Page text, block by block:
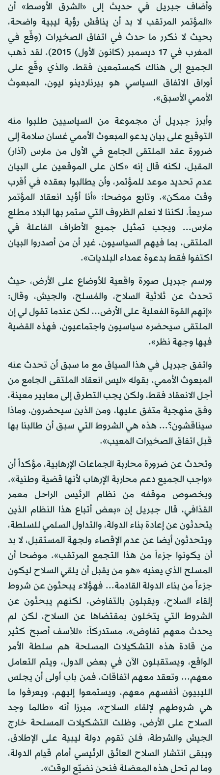
وأضاف جبريل في حديث إلى «الشرق الأوسط» أن
«المؤتمر المرتقب لا بد أن يناقش رؤية ليبية واضحة،
بحيث لا نكرر ما حدث في اتفاق الصخيرات (وقّع في
المغرب في 17 ديسمبر (كانون الأول) 2015). لقد ذهب
الجميع إلى هناك كمستمعين فقط، والذي وقّع على
أوراق الاتفاق السياسي هو بيرناردينو ليون، المبعوث
الأممي الأسبق».
وأبرز جبريل أن مجموعة من السياسيين طلبوا منه
التوقيع على بيان يدعو المبعوث الأممي غسان سلامة إلى
ضرورة عقد الملتقى الجامع في الأول من مارس (آذار)
المقبل، لكنه قال إنه «كان على الموقعين على البيان
عدم تحديد موعد للمؤتمر، وأن يطالبوا بعقده في أقرب
وقت ممكن». وتابع موضحا: «أنا أؤيد انعقاد المؤتمر
سريعاً. لكننا لا نعلم الظروف التي ستمر بها البلاد مطلع
مارس... ويجب تمثيل جميع الأطراف الفاعلة في
الملتقى، بما فيهم السياسيون، غير أن من أصدروا البيان
اكتفوا فقط بدعوة عمداء البلديات».
ورسم جبريل صورة واقعية للأوضاع على الأرض، حيث
تحدث عن ثلاثية السلاح، والمُسلح، والجيش، وقال:
«إنهم القوة الفعلية على الأرض... لكن عندما تقول لي إن
الملتقى سيحضره سياسيون واجتماعيون، فهذه القضية
فيها وجهة نظر».
واتفق جبريل في هذا السياق مع ما سبق أن تحدث عنه
المبعوث الأممي، بقوله «ليس انعقاد الملتقى الجامع من
أجل الانعقاد فقط، ولكن يجب التطرق إلى معايير معينة،
وفق منهجية متفق عليها، ومن الذين سيحضرون، وماذا
سيناقشون؟... هذه هي الشروط التي سبق أن طالبنا بها
قبل اتفاق الصخيرات المَعيب».
وتحدث عن ضرورة محاربة الجماعات الإرهابية، مؤكداً أن
«واجب الجميع دعم محاربة الإرهاب لأنها قضية وطنية».
وبخصوص موقفه من نظام الرئيس الراحل معمر
القذافي، قال جبريل إن «بعض أتباع هذا النظام الذين
يتحدثون عن إعادة بناء الدولة، والتداول السلمي للسلطة،
ويتحدثون أيضا عن عدم الإقصاء ولجهة المستقبل، لا بد
أن يكونوا جزءاً من هذا التجمع المرتقب». موضحا أن
المسلح الذي يعنيه «هو من يقبل أن يلقي السلاح ليكون
جزءاً من بناء الدولة القادمة... فهؤلاء يبحثون عن شروط
إلقاء السلاح، ويقبلون بالتفاوض. لكنهم يبحثون عن
الشروط التي يتخلون بمقتضاها عن السلاح، لكن لم
يحدث معهم تفاوض»، مستدركاً: «للأسف أصبح كثير
من قادة هذه التشكيلات المسلحة هم سلطة الأمر
الواقع، ويستقبلون الآن في بعض الدول، ويتم التعامل
معهم... وتعقد معهم اتفاقات، فمن باب أولى أن يجلس
الليبيون أنفسهم معهم، ويستمعوا إليهم، ويعرفوا ما
هي شروطهم لإلقاء السلاح»، مبرزا أنه «طالما وجد
السلاح على الأرض، وظلت التشكيلات المسلحة خارج
الجيش والشرطة، فلن تقوم دولة ليبية على الإطلاق،
ويبقى انتشار السلاح العائق الرئيسي أمام قيام الدولة،
وما لم تحل هذه المعضلة فنحن نضيّع الوقت».